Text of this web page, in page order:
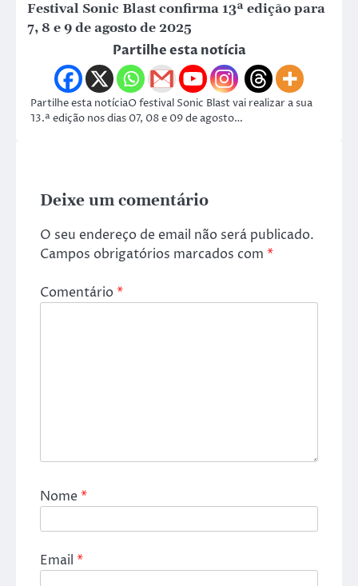
Festival Sonic Blast confirma 13ª edição para
7, 8 e 9 de agosto de 2025
Partilhe esta notícia
Partilhe esta notíciaO festival Sonic Blast vai realizar a sua
13.ª edição nos dias 07, 08 e 09 de agosto…
Deixe um comentário
O seu endereço de email não será publicado.
Campos obrigatórios marcados com *
Comentário*
Nome*
Email *